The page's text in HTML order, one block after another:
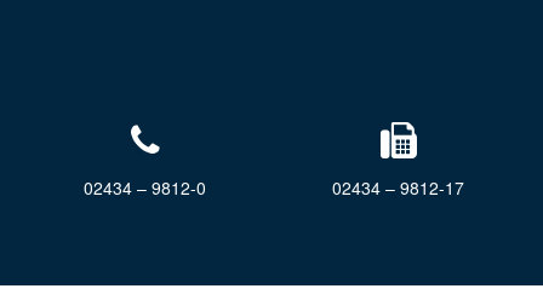
02434 – 9812-0 02434 – 9812-17